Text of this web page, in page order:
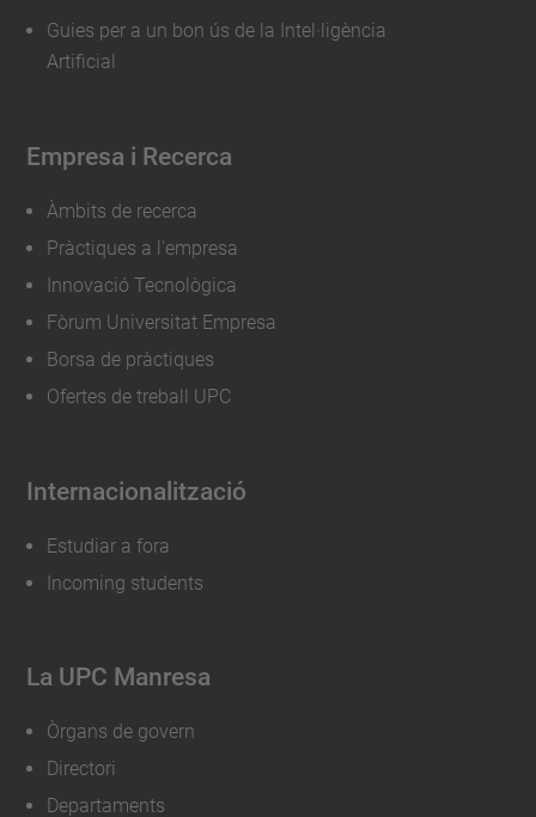
04T13:00:00+02:00
Guies per a un bon ús de la Intel·ligència
Artificial
Empresa i Recerca
Àmbits de recerca
Pràctiques a l'empresa
Innovació Tecnològica
Fòrum Universitat Empresa
Borsa de pràctiques
Ofertes de treball UPC
Internacionalització
Estudiar a fora
Incoming students
La UPC Manresa
Òrgans de govern
Directori
Departaments